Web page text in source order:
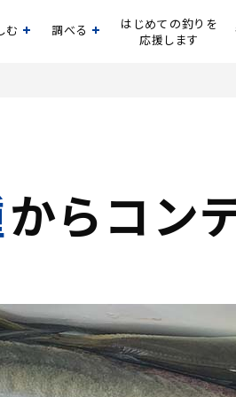
む 開く調べる 開くはじめての釣りを
応援します
からコン